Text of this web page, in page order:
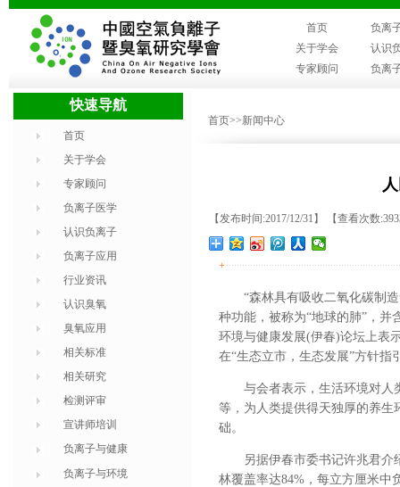
首页
负离
关于学会
认识
专家顾问
负离
快速导航
首页
关于学会
专家顾问
负离子医学
认识负离子
负离子应用
行业资讯
认识臭氧
臭氧应用
相关标准
相关研究
检测评审
宣讲师培训
负离子与健康
负离子与环境
首页>>新闻中心
【发布时间:2017/12/31】 【查看次数
+
“森林具有吸收二氧化碳制
种功能，被称为“地球的肺”，并
环境与健康发展(伊春)论坛上表
在“生态立市，生态发展”方针指
与会者表示，生活环境对人
等，为人类提供得天独厚的养生
础。
另据伊春市委书记许兆君
林覆盖率达84%，每立方厘米中